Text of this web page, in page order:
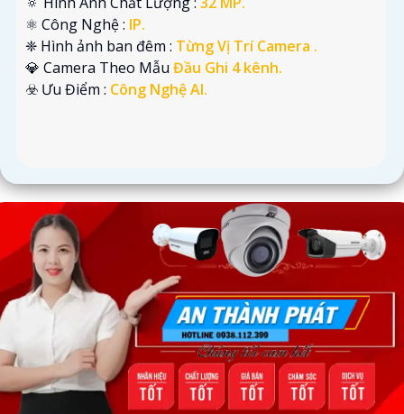
⚛️ Công Nghệ : IP.
❈ Hình ảnh ban đêm : Từng Vị Trí Camera .
💎 Camera Theo Mẫu Đầu Ghi 4 kênh.
️☣️ Ưu Điểm : Công Nghệ AI.